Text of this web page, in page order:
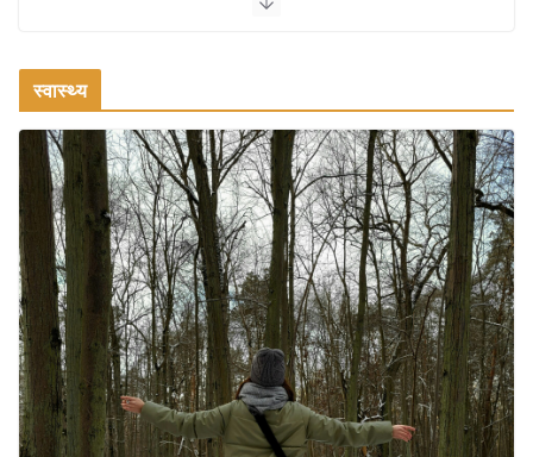
वजन घटाने के लिए 8 बेहतरीन वॉकिंग एक्सरसाइज: 1 महीने में पाएं 3-4
किलो कम वजन
July 31, 2026 1 Comment
16 ज़रूरी कीबोर्ड शॉर्टकट्स जो आपकी
उत्पादकता को दोगुना कर देंगे
August 7, 2026 0 Comments
स्वास्थ्य